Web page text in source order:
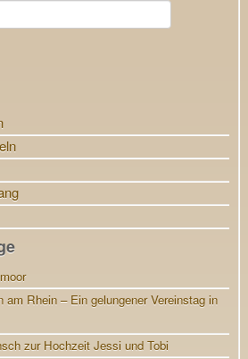
am Rhein – Ein gelungener Vereinstag in
zur Hochzeit Jessi und Tobi